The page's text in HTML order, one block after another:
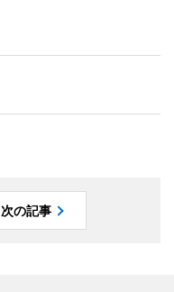
次の記事